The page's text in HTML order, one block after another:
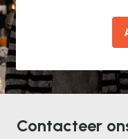
Contacteer